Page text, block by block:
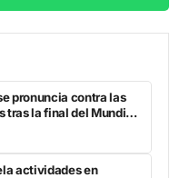
pronuncia contra las
tras la final del Mundial
actividades en